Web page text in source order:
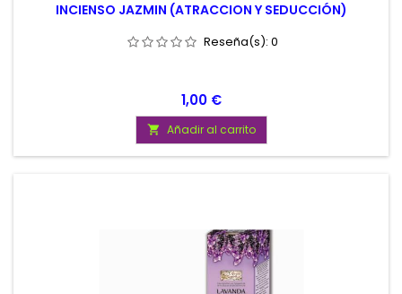
INCIENSO JAZMIN (ATRACCION Y SEDUCCIÓN)
Reseña(s): 0
Precio
1,00 €
 Añadir al carrito